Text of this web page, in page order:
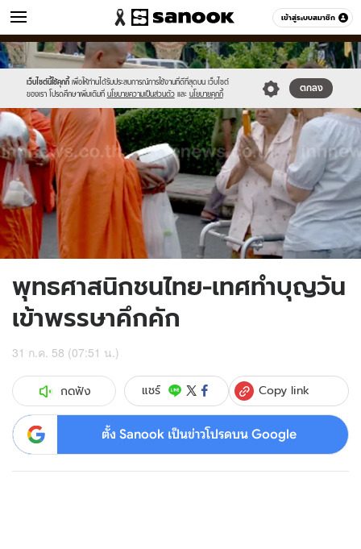
เข้าสู่ระบบสมาชิก
ข่าว หมวดอื่นๆ
เว็บไซต์นี้ใช้คุกกี้ เพื่อให้ท่านได้รับประสบการณ์การใช้งานที่ดีที่สุดบน เว็บไซต์
ของเรา โปรดศึกษาเพิ่มเติมที่ นโยบายความเป็นส่วนตัว และ นโยบายคุกกี้
ตกลง
Sanook
//s.isanook.com/sr/0/images/logo-
new-
sanook.png
600
60
//s.isanook.com/ns/0/ud/367/1839462/635745-
01.jpg
พุทธศาสนิกชนไทย-เทศทำบุญวัน
เข้าพรรษาคึกคัก
31 ก.ค. 58 (07:51 น.)
กดฟัง แชร์ Copy link
ตั้ง Sanook เป็นข่าวโปรดบน Google